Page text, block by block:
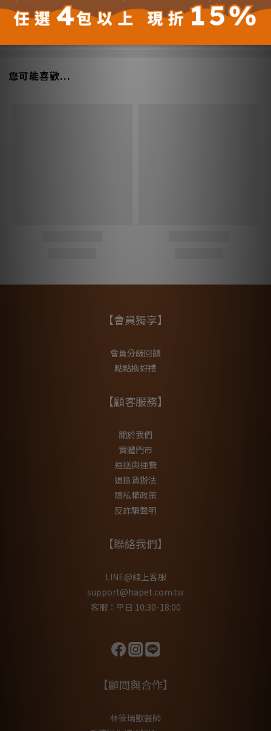
查看全部評價
您可能喜歡...
【會員獨享】
會員分級回饋
點點換好禮
【顧客服務】
關於我們
實體門市
運送與運費
退換貨辦法
隱私權政策
反詐騙聲明
【聯絡我們】
LINE@線上客服
support@hapet.com.tw
客服：平日 10:30-18:00
【顧問與合作】
林筱瑞獸醫師